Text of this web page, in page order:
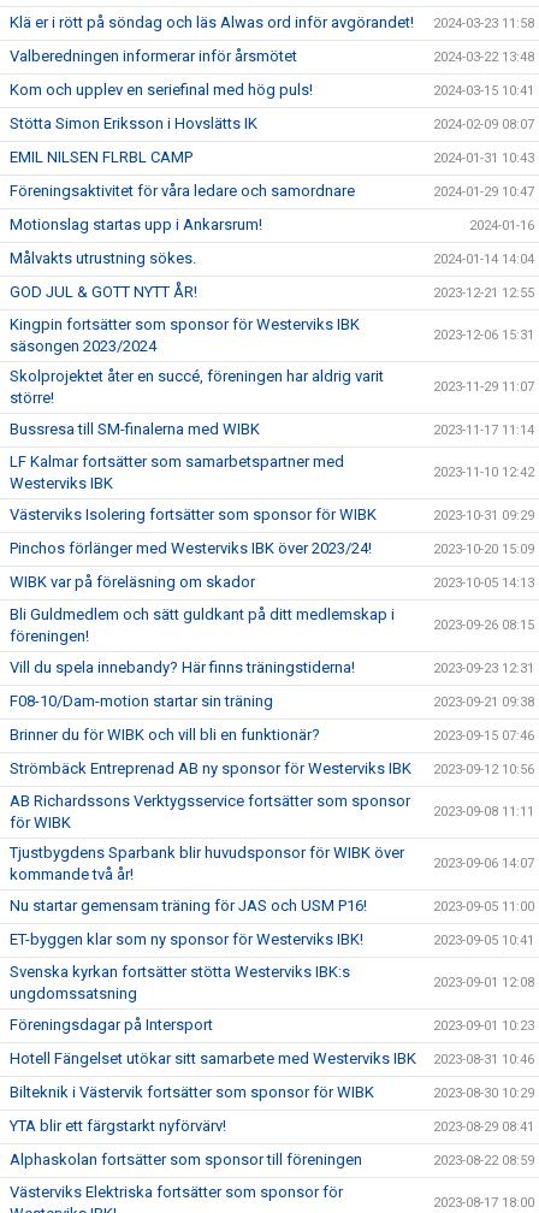
Klä er i rött på söndag och läs Alwas ord inför avgörandet! 2024-03-23 11:58
Valberedningen informerar inför årsmötet 2024-03-22 13:48
Kom och upplev en seriefinal med hög puls! 2024-03-15 10:41
Stötta Simon Eriksson i Hovslätts IK 2024-02-09 08:07
EMIL NILSEN FLRBL CAMP 2024-01-31 10:43
Föreningsaktivitet för våra ledare och samordnare 2024-01-29 10:47
Motionslag startas upp i Ankarsrum! 2024-01-16
Målvakts utrustning sökes. 2024-01-14 14:04
GOD JUL & GOTT NYTT ÅR! 2023-12-21 12:55
Kingpin fortsätter som sponsor för Westerviks IBK
säsongen 2023/2024
2023-12-06 15:31
Skolprojektet åter en succé, föreningen har aldrig varit
större!
2023-11-29 11:07
Bussresa till SM-finalerna med WIBK 2023-11-17 11:14
LF Kalmar fortsätter som samarbetspartner med
Westerviks IBK
2023-11-10 12:42
Västerviks Isolering fortsätter som sponsor för WIBK 2023-10-31 09:29
Pinchos förlänger med Westerviks IBK över 2023/24! 2023-10-20 15:09
WIBK var på föreläsning om skador 2023-10-05 14:13
Bli Guldmedlem och sätt guldkant på ditt medlemskap i
föreningen!
2023-09-26 08:15
Vill du spela innebandy? Här finns träningstiderna! 2023-09-23 12:31
F08-10/Dam-motion startar sin träning 2023-09-21 09:38
Brinner du för WIBK och vill bli en funktionär? 2023-09-15 07:46
Strömbäck Entreprenad AB ny sponsor för Westerviks IBK 2023-09-12 10:56
AB Richardssons Verktygsservice fortsätter som sponsor
för WIBK
2023-09-08 11:11
Tjustbygdens Sparbank blir huvudsponsor för WIBK över
kommande två år!
2023-09-06 14:07
Nu startar gemensam träning för JAS och USM P16! 2023-09-05 11:00
ET-byggen klar som ny sponsor för Westerviks IBK! 2023-09-05 10:41
Svenska kyrkan fortsätter stötta Westerviks IBK:s
ungdomssatsning
2023-09-01 12:08
Föreningsdagar på Intersport 2023-09-01 10:23
Hotell Fängelset utökar sitt samarbete med Westerviks IBK 2023-08-31 10:46
Bilteknik i Västervik fortsätter som sponsor för WIBK 2023-08-30 10:29
YTA blir ett färgstarkt nyförvärv! 2023-08-29 08:41
Alphaskolan fortsätter som sponsor till föreningen 2023-08-22 08:59
Västerviks Elektriska fortsätter som sponsor för
2023-08-17 18:00